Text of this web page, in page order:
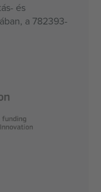
és
a 782393-